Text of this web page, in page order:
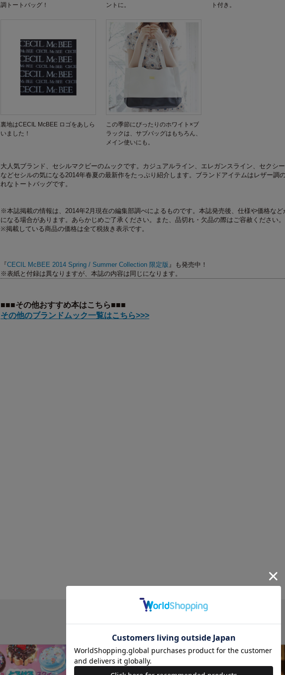
調トートバッグ！
ントに。
ト付き。
裏地はCECIL McBEE ロゴをあしら
いました！
この季節にぴったりのホワイト×ブ
ラックは、サブバッグはもちろん、
メイン使いにも。
大人気ブランド、セシルマクビーのムックです。カジュアルライン、エレガンスライン、セクシ
などセシルの気になる2014年春夏の最新作をたっぷり紹介します。ブランドアイテムはレザー調
れなトートバッグです。
※本誌掲載の情報は、2014年2月現在の編集部調べによるものです。本誌発売後、仕様や価格など
になる場合があります。あらかじめご了承ください。また、品切れ・欠品の際はご容赦ください。
※掲載している商品の価格は全て税抜き表示です。
『CECIL McBEE 2014 Spring / Summer Collection 限定版 』も発売中！
※表紙と付録は異なりますが、本誌の内容は同じになります。
■■■その他おすすめ本はこちら■■■
その他のブランドムック一覧はこちら>>>